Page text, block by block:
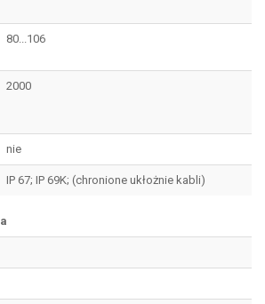
80...106
2000
nie
IP 67; IP 69K; (chronione ukłożnie kabli)